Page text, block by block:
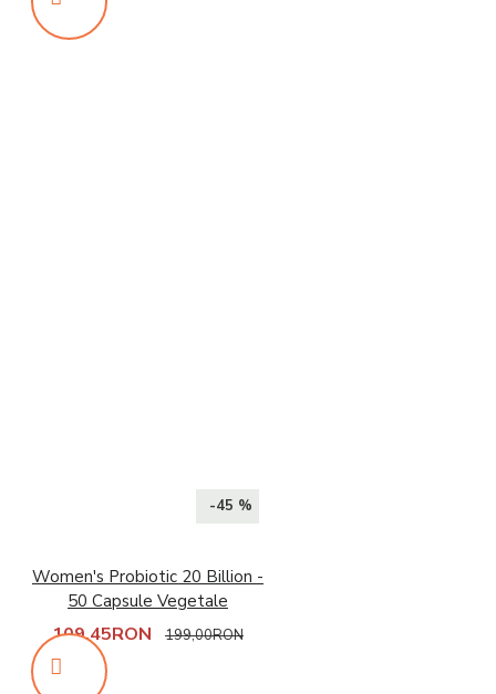
-45 %
Women's Probiotic 20 Billion -
50 Capsule Vegetale
109,45RON 199,00RON